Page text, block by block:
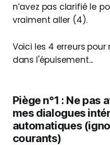
n’avez pas clarifié le
vraiment aller (4).
Voici les 4 erreurs
dans l'épuisement...
Piège n°1 : Ne pas
mes dialogues
automatiques
courants)